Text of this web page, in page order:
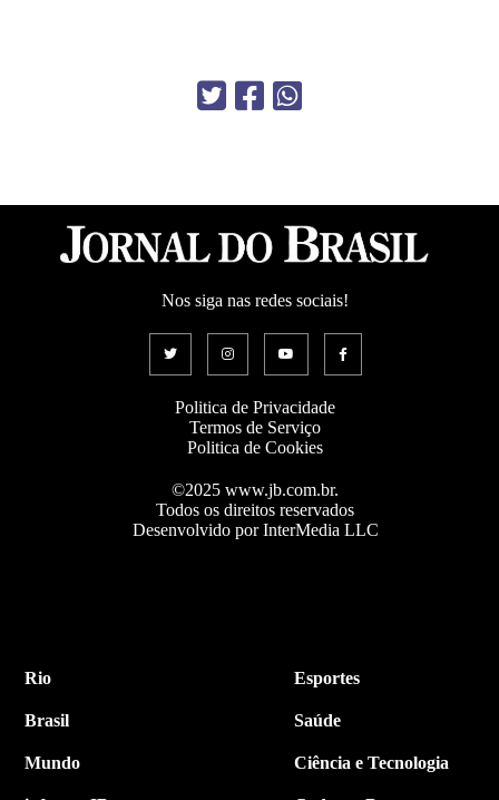
Nos siga nas redes sociais!
Politica de Privacidade
Termos de Serviço
Politica de Cookies
©2025 www.jb.com.br.
Todos os direitos reservados
Desenvolvido por InterMedia LLC
Rio
Brasil
Mundo
Esportes
Saúde
Ciência e Tecnologia